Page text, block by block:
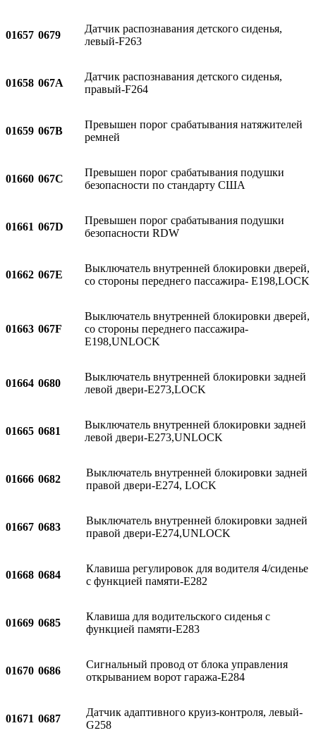
01657 0679
Датчик распознавания детского сиденья,
левый-F263
01658 067A
Датчик распознавания детского сиденья,
правый-F264
01659 067B
Превышен порог срабатывания натяжителей
ремней
01660 067C
Превышен порог срабатывания подушки
безопасности по стандарту США
01661 067D
Превышен порог срабатывания подушки
безопасности RDW
01662 067E
Выключатель внутренней блокировки дверей,
со стороны переднего пассажира- E198,LOCK
01663 067F
Выключатель внутренней блокировки дверей,
со стороны переднего пассажира-
E198,UNLOCK
01664 0680
Выключатель внутренней блокировки задней
левой двери-E273,LOCK
01665 0681
Выключатель внутренней блокировки задней
левой двери-E273,UNLOCK
01666 0682
Выключатель внутренней блокировки задней
правой двери-E274, LOCK
01667 0683
Выключатель внутренней блокировки задней
правой двери-E274,UNLOCK
01668 0684
Клавиша регулировок для водителя 4/сиденье
с функцией памяти-E282
01669 0685
Клавиша для водительского сиденья с
функцией памяти-E283
01670 0686
Сигнальный провод от блока управления
открыванием ворот гаража-E284
01671 0687
Датчик адаптивного круиз-контроля, левый-
G258